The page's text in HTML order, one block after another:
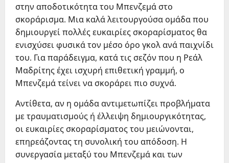
στην αποδοτικότητα του Μπενζεμά στο
σκοράρισμα. Μια καλά λειτουργούσα ομάδα που
δημιουργεί πολλές ευκαιρίες σκοραρίσματος θα
ενισχύσει φυσικά τον μέσο όρο γκολ ανά παιχνίδι
του. Για παράδειγμα, κατά τις σεζόν που η Ρεάλ
Μαδρίτης έχει ισχυρή επιθετική γραμμή, ο
Μπενζεμά τείνει να σκοράρει πιο συχνά.
Αντίθετα, αν η ομάδα αντιμετωπίζει προβλήματα
με τραυματισμούς ή έλλειψη δημιουργικότητας,
οι ευκαιρίες σκοραρίσματος του μειώνονται,
επηρεάζοντας τη συνολική του απόδοση. Η
συνεργασία μεταξύ του Μπενζεμά και των